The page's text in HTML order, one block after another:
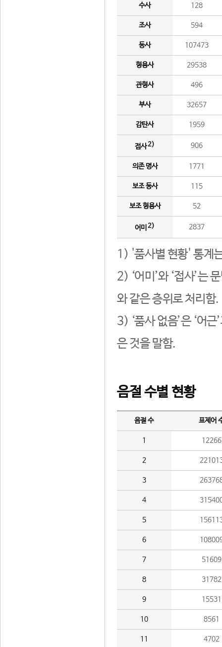
수사 128
조사 594
동사 107473
형용사 29538
관형사 496
부사 32657
감탄사 1959
접사2) 906
의존 명사 1771
보조 동사 115
보조 형용사 52
어미 2) 2837
1) '품사별 현황' 통계
2) ‘어미’와 ‘접사’는
와 같은 층위로 처리함.
3) ‘품사 없음’은 ‘어
은 것을 말함.
음절 수별 현황
음절 수 표제어
1 12266
2
3
4
5
6
7 51609
8 31782
9 15531
10 8561
11 4702